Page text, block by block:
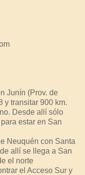
Junín (Prov. de
y transitar 900 km.
Desde allí sólo
estar en San
Neuquén con Santa
allí se llega a San
el norte
el Acceso Sur y